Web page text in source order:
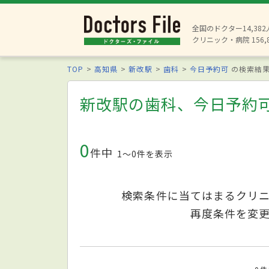
全国のドクター14,382
クリニック・病院
TOP 高知県 新改駅 歯科 今日予約可 の検索結
新改駅の歯科、今日予約
0件中 1〜0件を表示
検索条件に当てはまるクリ
再度条件を変